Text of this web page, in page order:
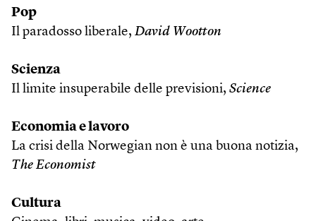
Pop
Il paradosso liberale, David Wootton
Scienza
Il limite insuperabile delle previsioni, Science
Economia e lavoro
La crisi della Norwegian non è una buona notizia,
The Economist
Cultura